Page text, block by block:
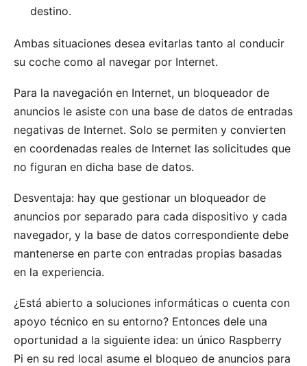
destino.
Ambas situaciones desea evitarlas tanto al conducir
su coche como al navegar por Internet.
Para la navegación en Internet, un bloqueador de
anuncios le asiste con una base de datos de entradas
negativas de Internet. Solo se permiten y convierten
en coordenadas reales de Internet las solicitudes que
no figuran en dicha base de datos.
Desventaja: hay que gestionar un bloqueador de
anuncios por separado para cada dispositivo y cada
navegador, y la base de datos correspondiente debe
mantenerse en parte con entradas propias basadas
en la experiencia.
¿Está abierto a soluciones informáticas o cuenta con
apoyo técnico en su entorno? Entonces dele una
oportunidad a la siguiente idea: un único Raspberry
Pi en su red local asume el bloqueo de anuncios para